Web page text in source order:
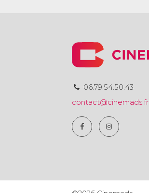
06.79.54.50.43
contact@cinemads.fr